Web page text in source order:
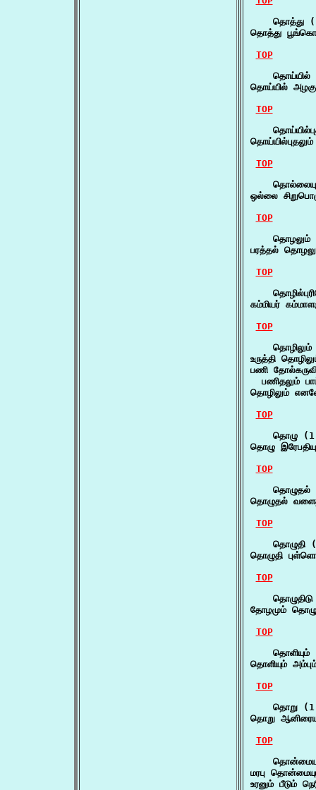
தொத்து
தொத்து
TOP
தொய்யில்
தொய்யில்
TOP
TOP
ஒல்லை
TOP
தொழலும்
பரத்தல்
TOP
கம்மியர்
TOP
தொழிலும்
உருத்தி
பணி
பணிதலும்
தொழிலும்
TOP
தொழு
தொழு
TOP
தொழுதல்
தொழுதல்
TOP
தொழுதி
தொழுதி
TOP
தொழுதிடு
தோழமும்
TOP
தொளியும்
தொளியும்
TOP
தொறு
தொறு
TOP
மரபு
உரனும் பீடும்